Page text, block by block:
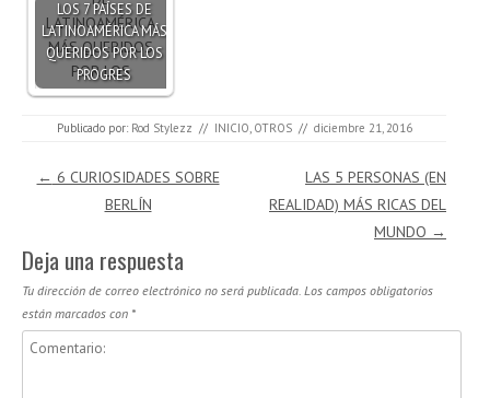
LOS 7 PAÍSES DE
LATINOAMÉRICA MÁS
QUERIDOS POR LOS
PROGRES
Publicado por: Rod Stylezz // INICIO OTROS // diciembre 21, 2016
Navegación de entradas
← 6 CURIOSIDADES SOBRE
BERLÍN
LAS 5 PERSONAS (EN
REALIDAD) MÁS RICAS DEL
MUNDO →
Deja una respuesta
Tu dirección de correo electrónico no será publicada. Los campos obligatorios
están marcados con *